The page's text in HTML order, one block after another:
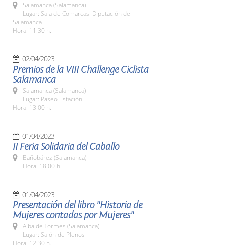
Salamanca (Salamanca)
Lugar: Sala de Comarcas. Diputación de
Salamanca
Hora: 11:30 h.
02/04/2023
Premios de la VIII Challenge Ciclista
Salamanca
Salamanca (Salamanca)
Lugar: Paseo Estación
Hora: 13:00 h.
01/04/2023
II Feria Solidaria del Caballo
Bañobárez (Salamanca)
Hora: 18:00 h.
01/04/2023
Presentación del libro "Historia de
Mujeres contadas por Mujeres"
Alba de Tormes (Salamanca)
Lugar: Salón de Plenos
Hora: 12:30 h.